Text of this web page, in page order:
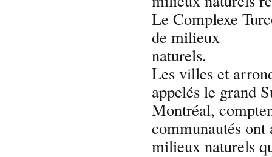
Le Complexe
de milieux
naturels.
Les villes et
appelés le grand
Montréal,
communautés ont
milieux naturels